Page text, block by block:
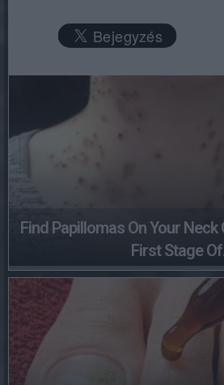
Find Papillomas On Your
First Stage